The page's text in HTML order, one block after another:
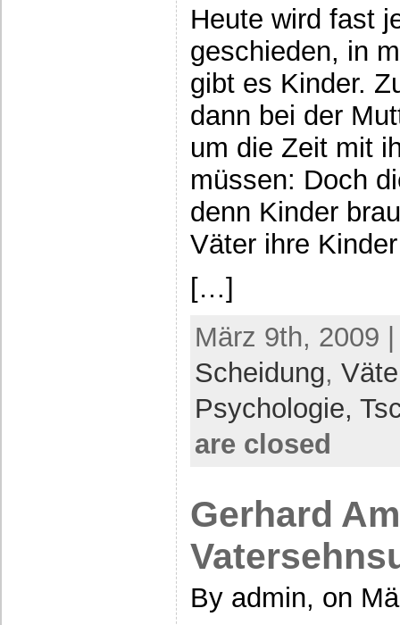
Heute wird fast
geschieden, in
gibt es Kinder.
dann bei der
um die Zeit mit
müssen: Doch
denn Kinder
Väter ihre
[…]
März 9th, 2009
Scheidung,
Psychologie,
are closed
Gerhard
By admin, on